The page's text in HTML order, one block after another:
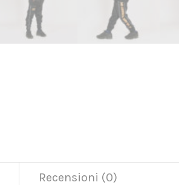
Recensioni (0)